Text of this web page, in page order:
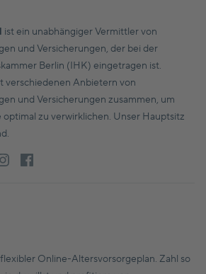
ist ein unabhängiger Vermittler von
und Versicherungen, der bei der
Berlin (IHK) eingetragen ist.
verschiedenen Anbietern von
und Versicherungen zusammen, um
zu verwirklichen. Unser Hauptsitz
Online-Altersvorsorgeplan. Zahl so